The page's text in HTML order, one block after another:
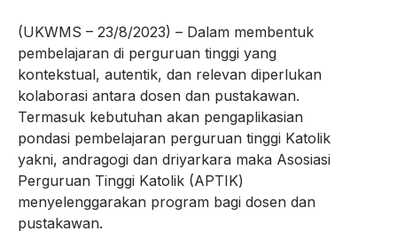
(UKWMS – 23/8/2023) – Dalam membentuk
pembelajaran di perguruan tinggi yang
kontekstual, autentik, dan relevan diperlukan
kolaborasi antara dosen dan pustakawan.
Termasuk kebutuhan akan pengaplikasian
pondasi pembelajaran perguruan tinggi Katolik
yakni, andragogi dan driyarkara maka Asosiasi
Perguruan Tinggi Katolik (APTIK)
menyelenggarakan program bagi dosen dan
pustakawan.